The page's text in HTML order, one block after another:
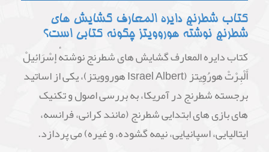
کتاب شطرنج دایره المعارف گشایش های
شطرنج نوشته هوروویتز چگونه کتابی است؟
کتاب دایره المعارف گشایش های شطرنج نوشتهٔ إسْرَائِيلْ
أَلْبِرْتْ هورُوِيتز (Israel Albert هوروویتز)، یکی از اساتید
برجسته شطرنج در آمریکا، به بررسی اصول و تکنیک
های بازی های ابتدایی شطرنج (مانند کرانی، فرانسه،
ایتالیایی، اسپانیایی، نیمه گشوده، و غیره) می پردازد.